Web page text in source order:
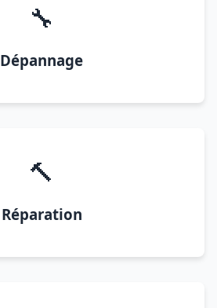
🔧
Dépannage
🔨
Réparation